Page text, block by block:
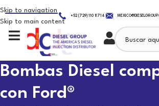
Skip to navigation
Skip to main content
+52 (729) 110 8714
Bombas Diesel
con Ford®